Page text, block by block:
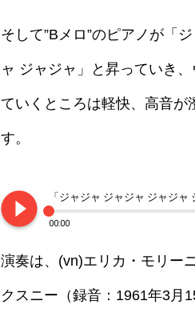
そして”Bメロ”のピアノが「
ャ ジャジャ」と昇っていき
ていくところは軽快、高音が
す。
play_circle_filled 00:00
演奏は、(vn)エリカ・モリー
クスニー（録音：1961年3月